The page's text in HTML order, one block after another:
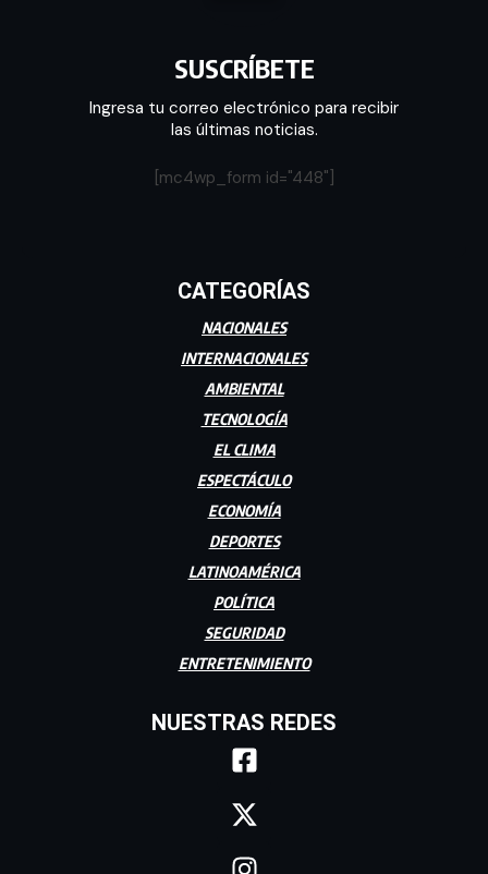
SUSCRÍBETE
Ingresa tu correo electrónico para recibir
las últimas noticias.
[mc4wp_form id="448"]
CATEGORÍAS
NACIONALES
INTERNACIONALES
AMBIENTAL
TECNOLOGÍA
EL CLIMA
ESPECTÁCULO
ECONOMÍA
DEPORTES
LATINOAMÉRICA
POLÍTICA
SEGURIDAD
ENTRETENIMIENTO
NUESTRAS REDES